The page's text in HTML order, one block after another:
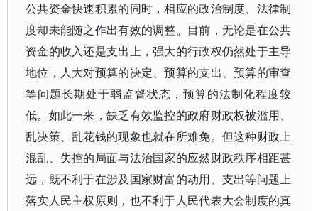
公共资金快速积累的同时，相应的政治制度、法律制
度却未能随之作出有效的调整。目前，无论是在公共
资金的收入还是支出上，强大的行政权仍然处于主导
地位，人大对预算的决定、预算的支出、预算的审查
等问题长期处于弱监督状态，预算的法制化程度较
低。如此一来，缺乏有效监控的政府财政权被滥用、
乱决策、乱花钱的现象也就在所难免。但这种财政上
混乱、失控的局面与法治国家的应然财政秩序相距甚
远，既不利于在涉及国家财富的动用、支出等问题上
落实人民主权原则，也不利于人民代表大会制度的真